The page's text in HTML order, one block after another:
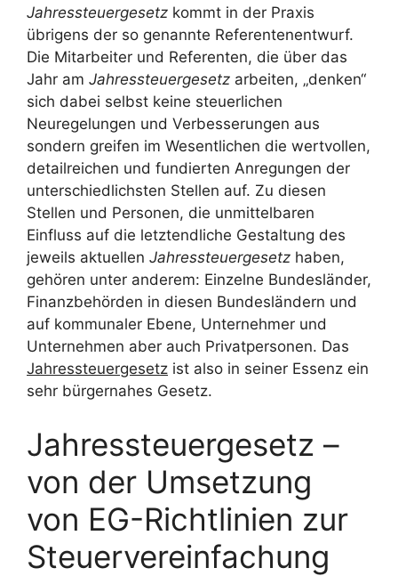
Jahressteuergesetz kommt in der Praxis
übrigens der so genannte Referentenentwurf.
Die Mitarbeiter und Referenten, die über das
Jahr am Jahressteuergesetz arbeiten, „denken“
sich dabei selbst keine steuerlichen
Neuregelungen und Verbesserungen aus
sondern greifen im Wesentlichen die wertvollen,
detailreichen und fundierten Anregungen der
unterschiedlichsten Stellen auf. Zu diesen
Stellen und Personen, die unmittelbaren
Einfluss auf die letztendliche Gestaltung des
jeweils aktuellen Jahressteuergesetz haben,
gehören unter anderem: Einzelne Bundesländer,
Finanzbehörden in diesen Bundesländern und
auf kommunaler Ebene, Unternehmer und
Unternehmen aber auch Privatpersonen. Das
Jahressteuergesetz ist also in seiner Essenz ein
sehr bürgernahes Gesetz.
Jahressteuergesetz –
von der Umsetzung
von EG-Richtlinien zur
Steuervereinfachung